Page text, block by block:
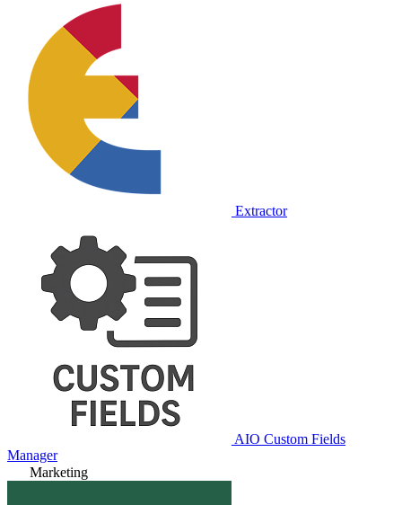
Extractor
AIO Custom Fields
Manager
Marketing